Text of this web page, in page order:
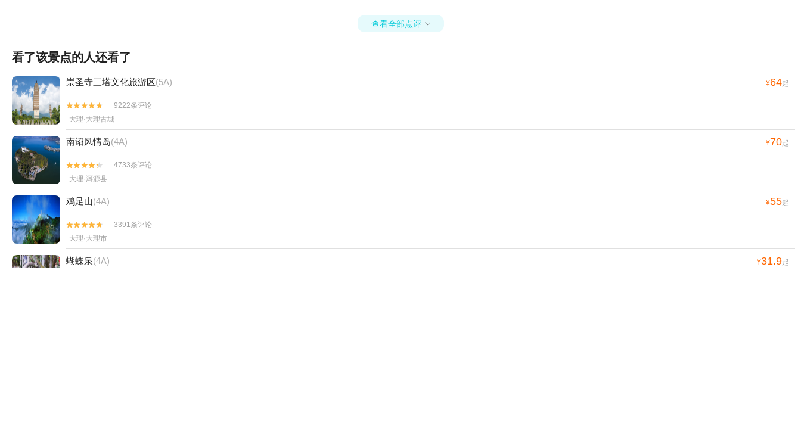
查看全部点评 
看了该景点的人还看了
崇圣寺三塔文化旅游区(5A) ¥64起


9222条评论
大理·大理古城
南诏风情岛(4A) ¥70起


4733条评论
大理·洱源县
鸡足山(4A) ¥55起


3391条评论
大理·大理市
蝴蝶泉(4A) ¥31.9起